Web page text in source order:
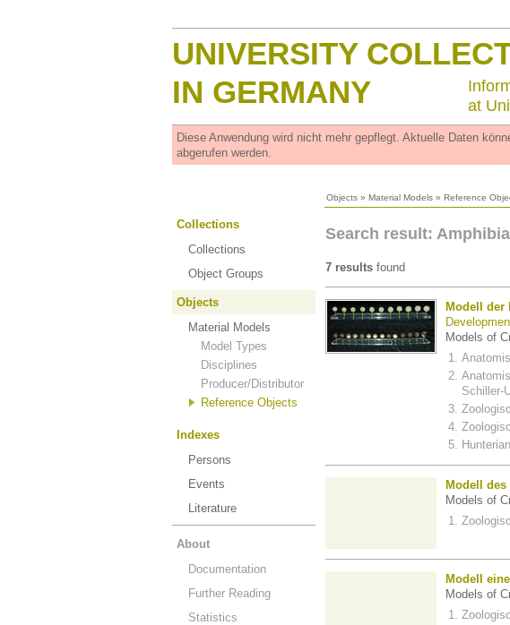
UNIVERSITY
IN GERMANY
at
Diese Anwendung wird nicht mehr gepflegt. Aktuelle Daten
abgerufen werden.
Objects » Material Models » Reference
Collections
Collections
Object Groups
Objects
Material Models
Model Types
Disciplines
Producer/Distributor
Reference Objects
Indexes
Persons
Events
Literature
About
Documentation
Further Reading
Statistics
Search result:
7 results found
Modell der
Models of
Schiller-
Modell
Models of
Modell
Models of